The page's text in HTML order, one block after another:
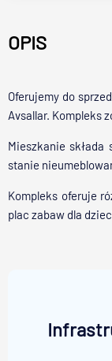
OPIS
Oferujemy do
Avsallar. Kompleks
Mieszkanie
stanie
Kompleks oferuje
plac zabaw dla